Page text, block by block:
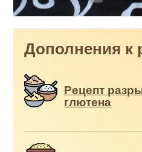
Дополнения к
Рецепт
глютена